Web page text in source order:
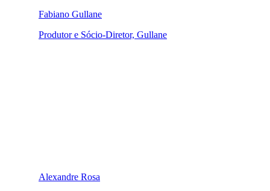
Fabiano Gullane
Produtor e Sócio-Diretor, Gullane
Alexandre Rosa